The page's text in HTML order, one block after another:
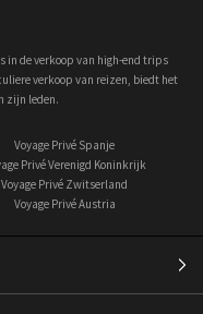
in de verkoop van high-end trips
verkoop van reizen, biedt het
zijn leden.
Voyage Privé Spanje
Privé Verenigd Koninkrijk
Voyage Privé Zwitserland
Voyage Privé Austria